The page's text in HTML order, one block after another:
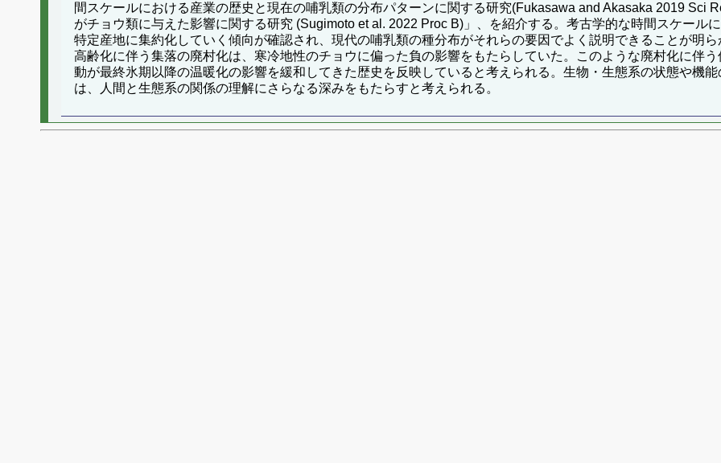
間スケールにおける産業の歴史と現在の哺乳類の分布パターンに関する研究(Fukasawa and Akasaka 2019 Sci
がチョウ類に与えた影響に関する研究 (Sugimoto et al. 2022 Proc B)」、を紹介する。考古学的な時間スケール
特定産地に集約化していく傾向が確認され、現代の哺乳類の種分布がそれらの要因でよく説明できることが明
高齢化に伴う集落の廃村化は、寒冷地性のチョウに偏った負の影響をもたらしていた。このような廃村化に伴
動が最終氷期以降の温暖化の影響を緩和してきた歴史を反映していると考えられる。生物・生態系の状態や機
は、人間と生態系の関係の理解にさらなる深みをもたらすと考えられる。